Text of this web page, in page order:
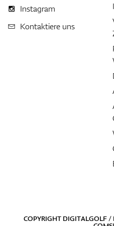
Instagram
Kontaktiere uns
COPYRIGHT DIGITALGOLF /